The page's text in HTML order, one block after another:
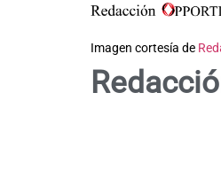
Imagen cortesía de